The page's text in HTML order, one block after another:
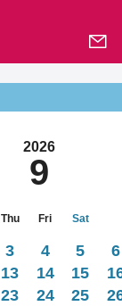
2026
9
Thu Fri Sat
3 4 5 6
13 14 15
23 24 25